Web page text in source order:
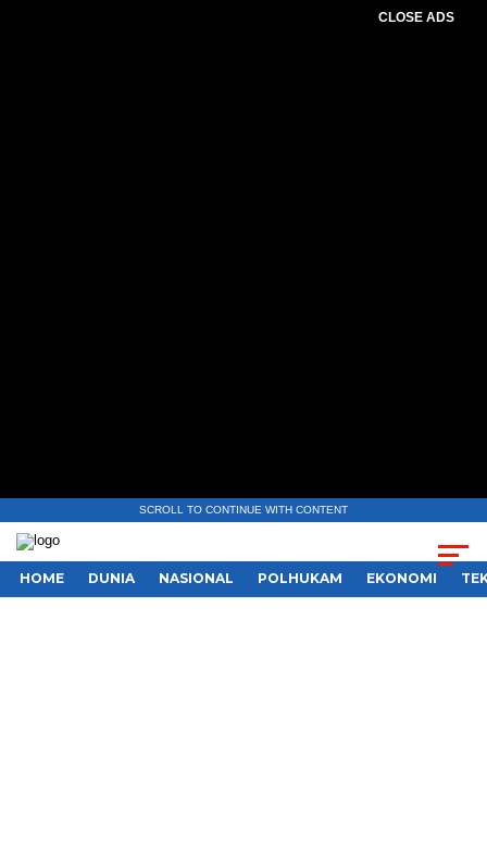
CLOSE ADS
SCROLL TO CONTINUE WITH CONTENT
HOME DUNIA NASIONAL POLHUKAM EKONOMI